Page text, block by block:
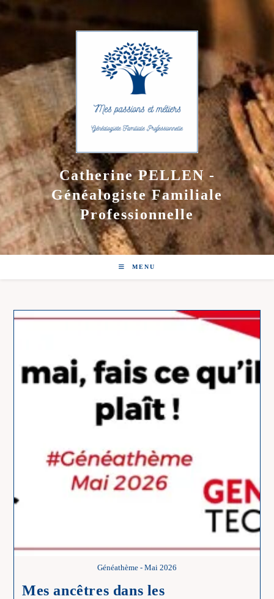
Catherine PELLEN -
Généalogiste Familiale
Professionnelle
MENU
Généathème - Mai 2026
Mes ancêtres dans les